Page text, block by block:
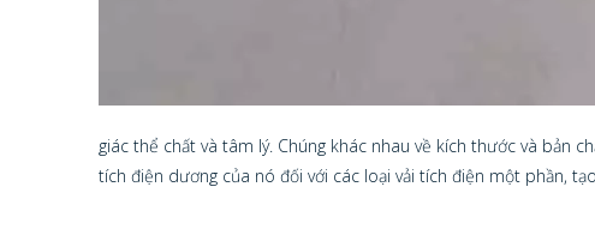
giác thể chất và tâm lý. Chúng khác nhau về kích thước và
tích điện dương của nó đối với các loại vải tích điện một phần,